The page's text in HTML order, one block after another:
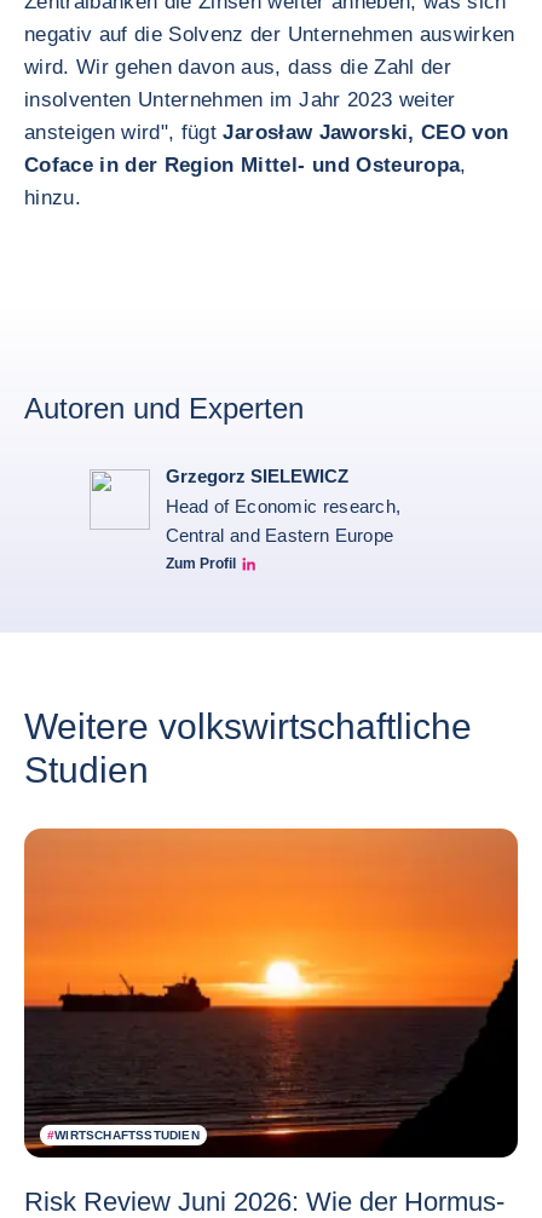
negativ auf die Solvenz der Unternehmen auswirken
wird. Wir gehen davon aus, dass die Zahl der
insolventen Unternehmen im Jahr 2023 weiter
ansteigen wird", fügtJarosław Jaworski, CEO von
Coface in der Region Mittel- und Osteuropa,
hinzu.
Autoren und Experten
Grzegorz SIELEWICZ
Head of Economic research,
Central and Eastern Europe
Zum Profil
grzegorz-sielewicz linkedin
Weitere volkswirtschaftliche
Studien
#WIRTSCHAFTSSTUDIEN
Risk Review Juni 2026: Wie der Hormus-